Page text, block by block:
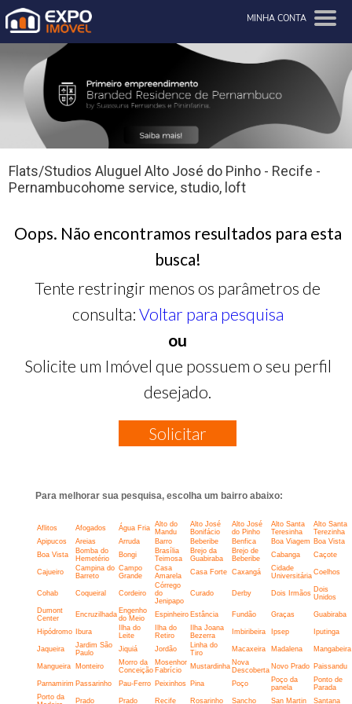
MINHA CONTA
Flats/Studios Aluguel Alto José do Pinho - Recife -
Pernambucohome service, studio, loft
Oops. Não encontramos resultados para esta
busca!
Tente restringir menos os parâmetros de
consulta: Voltar para pesquisa
ou
Solicite um Imóvel que possuem o seu perfil
desejado.
Solicitar
Para melhorar sua pesquisa, escolha um bairro abaixo:
Aflitos Afogados Água Fria
Alto do
Mandu
Alto José
Bonifácio
Alto José
do Pinho
Alto Santa
Teresinha
Alto Santa
Terezinha
Apipucos
Areias Arruda Barro Beberibe Benfica Boa Viagem Boa Vista
Boa Vista
Bomba do
Hemetério
Bongi
Brasília
Teimosa
Brejo da
Guabiraba
Brejo de
Beberibe
Cabanga Caçote
Cajueiro
Campina do
Barreto
Campo
Grande
Casa
Amarela
Casa Forte Caxangá
Cidade
Universitária Coelhos
Cohab Coqueiral Cordeiro
Córrego
do
Jenipapo
Curado Derby Dois Irmãos Dois
Unidos
Dumont
Center
Encruzilhada Engenho
do Meio
Espinheiro Estância Fundão Graças Guabiraba
Hipódromo Ibura
Ilha do
Leite
Ilha do
Retiro
Ilha Joana
Bezerra
Imbiribeira Ipsep Iputinga
Jaqueira
Jardim São
Paulo
Jiquiá Jordão
Linha do
Tiro
Macaxeira Madalena Mangabeira
Mangueira Monteiro
Morro da
Conceição
Mosenhor
Fabrício
Mustardinha Nova
Descoberta Novo Prado Paissandu
Parnamirim Passarinho Pau-Ferro Peixinhos Pina Poço
Poço da
panela
Ponto de
Parada
Porto da
Prado Prado Recife Rosarinho Sancho San Martin Santana